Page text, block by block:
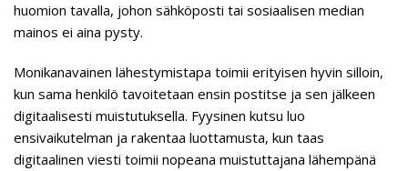
huomion tavalla, johon sähköposti tai sosiaalisen median
mainos ei aina pysty.
Monikanavainen lähestymistapa toimii erityisen hyvin silloin,
kun sama henkilö tavoitetaan ensin postitse ja sen jälkeen
digitaalisesti muistutuksella. Fyysinen kutsu luo
ensivaikutelman ja rakentaa luottamusta, kun taas
digitaalinen viesti toimii nopeana muistuttajana lähempänä